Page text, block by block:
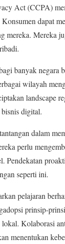
Act (CCPA)
dapat
mereka. Mereka
banyak negara
wilayah
landscape
digital.
dalam
perlu
Pendekatan
seperti ini.
pelajaran
prinsip-
Kolaborasi
menentukan